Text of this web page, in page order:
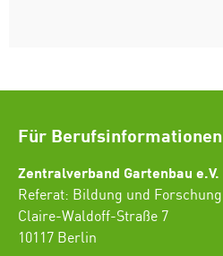
Für Berufsinformationen
Zentralverband Gartenbau e.V.
Referat: Bildung und Forschung
Claire-Waldoff-Straße 7
10117 Berlin